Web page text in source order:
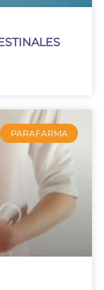
PARAFARMA